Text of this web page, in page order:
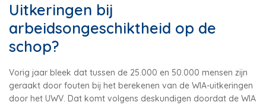
Uitkeringen bij
arbeidsongeschiktheid op de
schop?
Vorig jaar bleek dat tussen de 25.000 en 50.000 mensen zijn
geraakt door fouten bij het berekenen van de WIA-uitkeringen
door het UWV. Dat komt volgens deskundigen doordat de WIA